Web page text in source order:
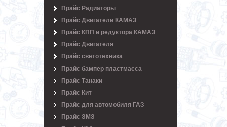
Прайс Радиаторы
Прайс Двигатели КАМАЗ
Прайс КПП и редуктора КАМАЗ
Прайс Двигателя
Прайс светотехника
Прайс бампер пластмасса
Прайс Танаки
Прайс Кит
Прайс для автомобиля ГАЗ
Прайс ЗМЗ